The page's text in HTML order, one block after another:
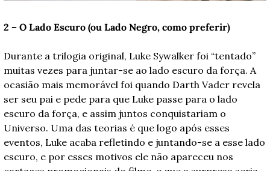
2 – O Lado Escuro (ou Lado Negro, como preferir)
Durante a trilogia original, Luke Sywalker foi “tentado”
muitas vezes para juntar-se ao lado escuro da força. A
ocasião mais memorável foi quando Darth Vader revela
ser seu pai e pede para que Luke passe para o lado
escuro da força, e assim juntos conquistariam o
Universo. Uma das teorias é que logo após esses
eventos, Luke acaba refletindo e juntando-se a esse lado
escuro, e por esses motivos ele não apareceu nos